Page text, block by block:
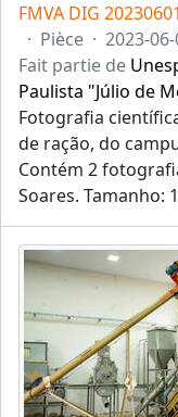
FMVA DIG
· Pièce · 2023-06-
Fait partie de
Paulista "Júlio de
Fotografia
de ração, do
Contém 2
Soares. Tamanho: